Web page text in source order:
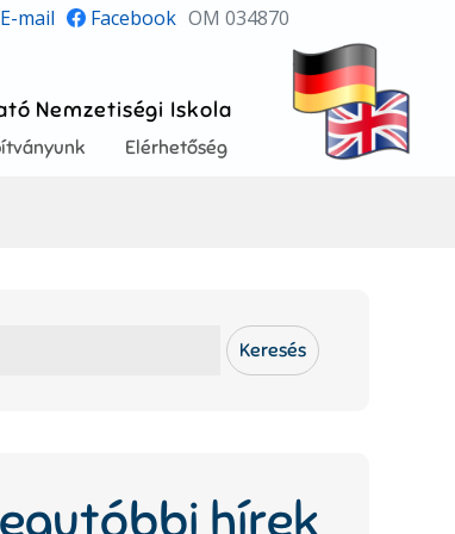
mail Facebook OM 034870
Nemzetiségi Iskola
Elérhetőség
Keresés
hírek